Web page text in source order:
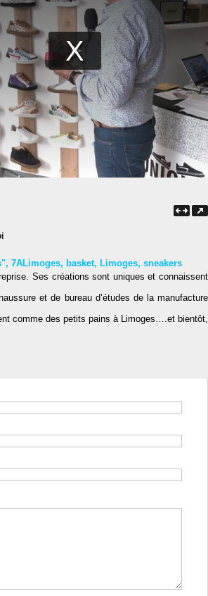
, 7ALimoges, basket, Limoges, sneakers
Ses créations sont uniques et connaissent
et de bureau d’études de la manufacture
comme des petits pains à Limoges….et bientôt,